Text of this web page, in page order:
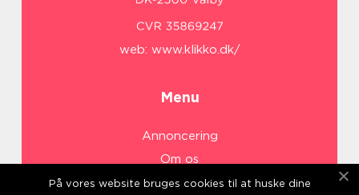
web: www.klikko.dk/
Menu
Annoncering
Om os
Cookies
På vores website bruges cookies til at huske dine